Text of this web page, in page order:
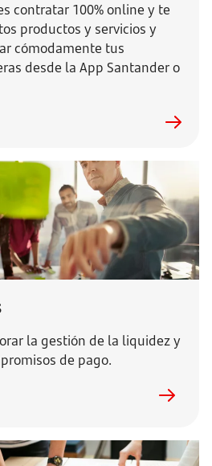
contratar 100% online y te
productos y servicios y
cómodamente tus
desde la App Santander o
la gestión de la liquidez y
de pago.